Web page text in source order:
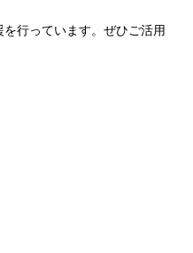
行っています。ぜひご活用